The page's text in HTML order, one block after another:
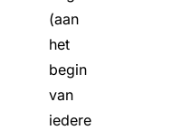
(aan
het
begin
van
iedere